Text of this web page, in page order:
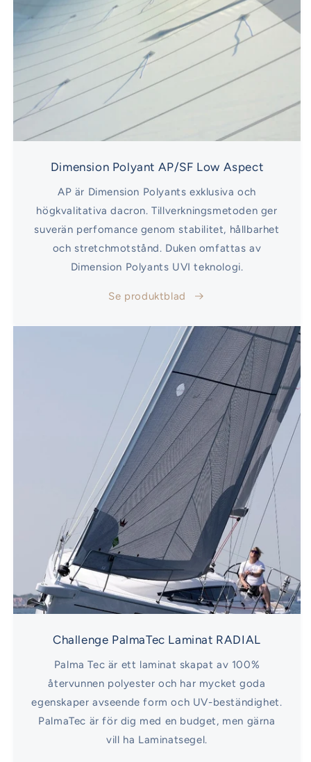
Dimension Polyant AP/SF Low Aspect
AP är Dimension Polyants exklusiva och
högkvalitativa dacron. Tillverkningsmetoden ger
suverän perfomance genom stabilitet, hållbarhet
och stretchmotstånd. Duken omfattas av
Dimension Polyants UVI teknologi.
Se produktblad
Challenge PalmaTec Laminat RADIAL
Palma Tec är ett laminat skapat av 100%
återvunnen polyester och har mycket goda
egenskaper avseende form och UV-beständighet.
PalmaTec är för dig med en budget, men gärna
vill ha Laminatsegel.